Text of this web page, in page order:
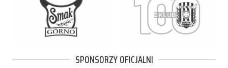
SPONSORZY OFICJALNI